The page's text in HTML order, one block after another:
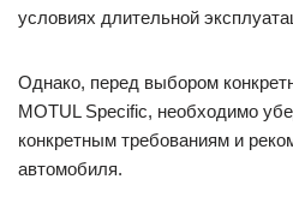
условиях длительной
Однако, перед выбором
MOTUL Specific, необходимо
конкретным требованиям и
автомобиля.